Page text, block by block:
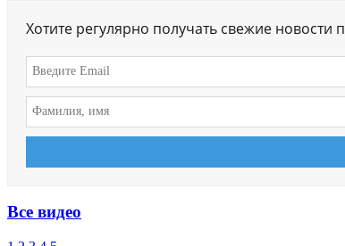
Хотите регулярно получать свежие
Все видео